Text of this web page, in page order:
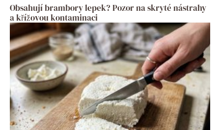
Obsahují brambory lepek? Pozor na skryté nástrahy
a křížovou kontaminaci